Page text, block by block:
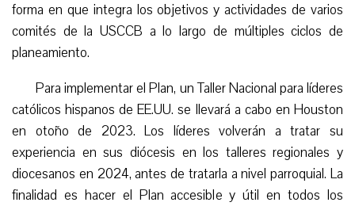
forma en que integra los objetivos y actividades de varios
comités de la USCCB a lo largo de múltiples ciclos de
planeamiento.
Para implementar el Plan, un Taller Nacional para líderes
católicos hispanos de EE.UU. se llevará a cabo en Houston
en otoño de 2023. Los líderes volverán a tratar su
experiencia en sus diócesis en los talleres regionales y
diocesanos en 2024, antes de tratarla a nivel parroquial. La
finalidad es hacer el Plan accesible y útil en todos los